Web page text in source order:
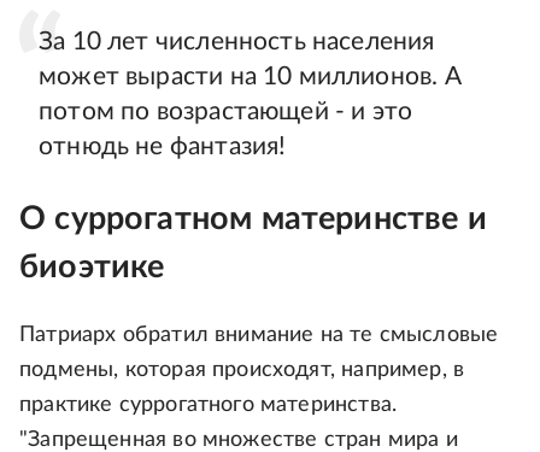
За 10 лет численность населения
может вырасти на 10 миллионов. А
потом по возрастающей - и это
отнюдь не фантазия!
О суррогатном материнстве и
биоэтике
Патриарх обратил внимание на те смысловые
подмены, которая происходят, например, в
практике суррогатного материнства.
"Запрещенная во множестве стран мира и